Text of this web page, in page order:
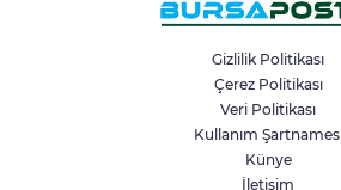
Büyükşehir
Hayat kurtaran
Gizlilik Politikası
Çerez Politikası
Veri Politikası
Kullanım
Künye
İletişim